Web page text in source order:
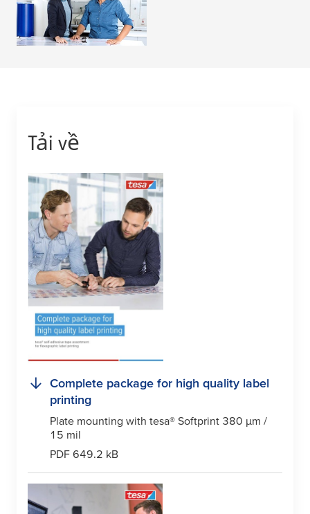
ĐỌC THÊM
Tải về
Complete package for high quality label
printing
Plate mounting with tesa® Softprint 380 µm /
15 mil
PDF 649.2 kB